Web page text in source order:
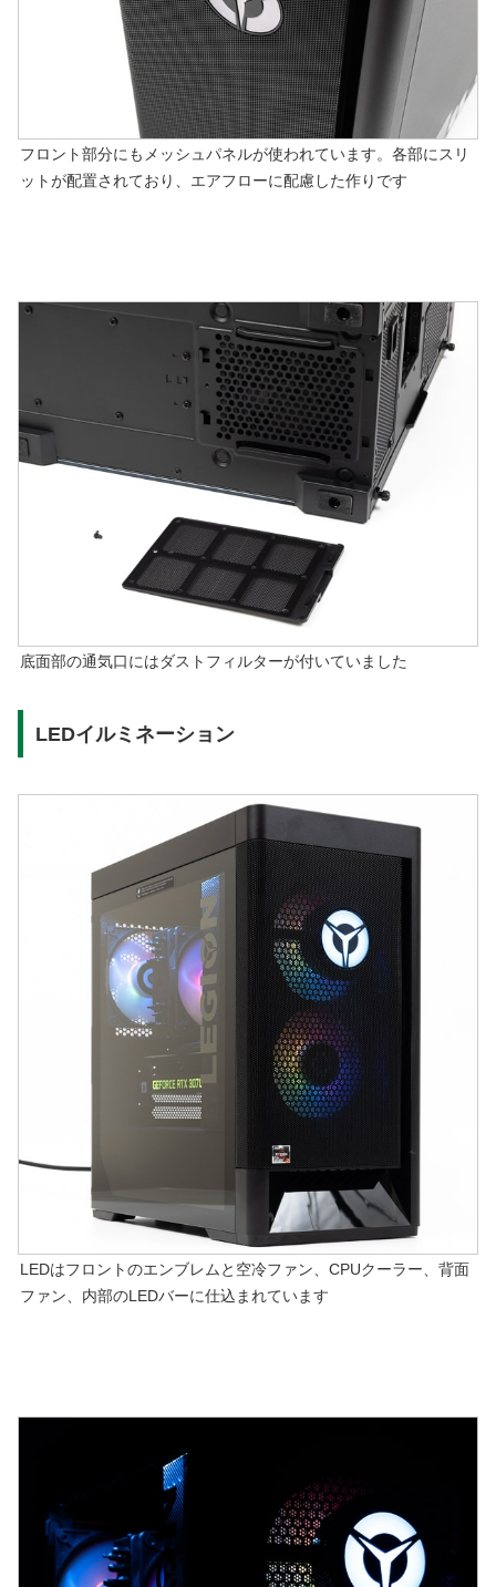
フロント部分にもメッシュパネルが使われています。各部にスリ
ットが配置されており、エアフローに配慮した作りです
底面部の通気口にはダストフィルターが付いていました
LEDイルミネーション
LEDはフロントのエンブレムと空冷ファン、CPUクーラー、背面
ファン、内部のLEDバーに仕込まれています